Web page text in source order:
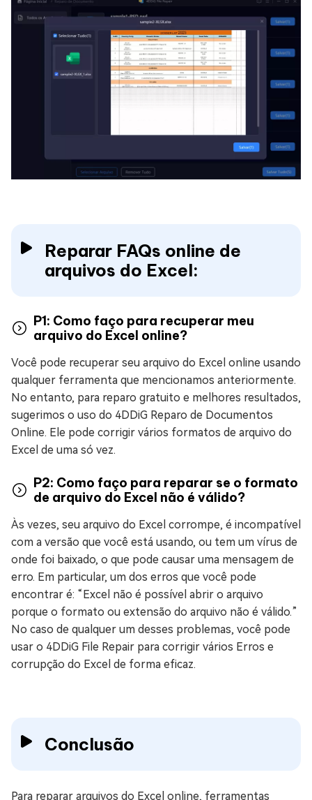
Reparar FAQs online de
arquivos do Excel:
P1: Como faço para recuperar meu
arquivo do Excel online?
Você pode recuperar seu arquivo do Excel online usando
qualquer ferramenta que mencionamos anteriormente.
No entanto, para reparo gratuito e melhores resultados,
sugerimos o uso do 4DDiG Reparo de Documentos
Online. Ele pode corrigir vários formatos de arquivo do
Excel de uma só vez.
P2: Como faço para reparar se o formato
de arquivo do Excel não é válido?
Às vezes, seu arquivo do Excel corrompe, é incompatível
com a versão que você está usando, ou tem um vírus de
onde foi baixado, o que pode causar uma mensagem de
erro. Em particular, um dos erros que você pode
encontrar é: “Excel não é possível abrir o arquivo
porque o formato ou extensão do arquivo não é válido.”
No caso de qualquer um desses problemas, você pode
usar o 4DDiG File Repair para corrigir vários Erros e
corrupção do Excel de forma eficaz.
Conclusão
Para reparar arquivos do Excel online, ferramentas